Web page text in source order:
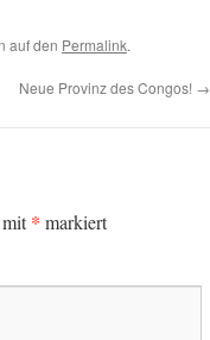
auf den Permalink.
Neue Provinz des Congos! →
mit* markiert